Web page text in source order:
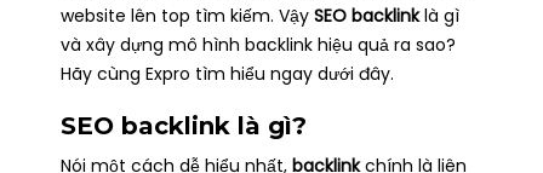
website lên top tìm kiếm. Vậy SEO backlinklà gì
và xây dựng mô hình backlink hiệu quả ra sao?
Hãy cùng Expro tìm hiểu ngay dưới đây.
SEO backlinklà gì?
Nói một cách dễ hiểu nhất, backlinkchính là liên